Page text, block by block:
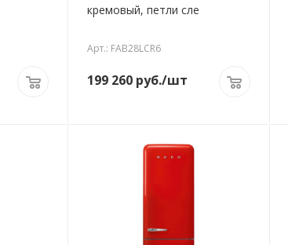
кремовый, петли сле
Арт.: FAB28LCR6
199 260 руб./шт